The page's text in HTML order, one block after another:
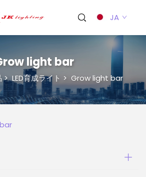
JA
light bar
>LED育成ライト > Grow light bar